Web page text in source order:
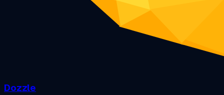
Dozzle